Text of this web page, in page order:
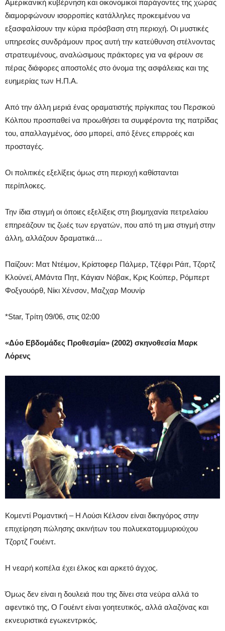
Αμερικανική κυβέρνηση και οικονομικοί παράγοντες της χώρας
διαμορφώνουν ισορροπίες κατάλληλες προκειμένου να
εξασφαλίσουν την κύρια πρόσβαση στη περιοχή. Οι μυστικές
υπηρεσίες συνδράμουν προς αυτή την κατεύθυνση στέλνοντας
στρατευμένους, αναλώσιμους πράκτορες για να φέρουν σε
πέρας διάφορες αποστολές στο όνομα της ασφάλειας και της
ευημερίας των Η.Π.Α.
Από την άλλη μεριά ένας οραματιστής πρίγκιπας του Περσικού
Κόλπου προσπαθεί να προωθήσει τα συμφέροντα της πατρίδας
του, απαλλαγμένος, όσο μπορεί, από ξένες επιρροές και
προσταγές.
Οι πολιτικές εξελίξεις όμως στη περιοχή καθίστανται
περίπλοκες.
Την ίδια στιγμή οι όποιες εξελίξεις στη βιομηχανία πετρελαίου
επηρεάζουν τις ζωές των εργατών, που από τη μια στιγμή στην
άλλη, αλλάζουν δραματικά…
Παίζουν: Ματ Ντέιμον, Κρίστοφερ Πάλμερ, Τζέφρι Ράιτ, Τζορτζ
Κλούνεϊ, ΑΜάντα Πητ, Κάγιαν Νόβακ, Κρις Κούπερ, Ρόμπερτ
Φοξγουόρθ, Νίκι Χένσον, Μαζχαρ Μουνίρ
*Star, Τρίτη 09/06, στις 02:00
«Δύο Εβδομάδες Προθεσμία» (2002) σκηνοθεσία Μαρκ
Λόρενς
Κομεντί Ρομαντική – Η Λούσι Κέλσον είναι δικηγόρος στην
επιχείρηση πώλησης ακινήτων του πολυεκατομμυριούχου
Τζορτζ Γουέιντ.
Η νεαρή κοπέλα έχει έλκος και αρκετό άγχος.
Όμως δεν είναι η δουλειά που της δίνει στα νεύρα αλλά το
αφεντικό της, Ο Γουέιντ είναι γοητευτικός, αλλά αλαζόνας και
εκνευριστικά εγωκεντρικός.